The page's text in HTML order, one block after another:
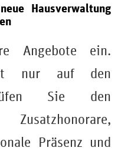
Hausverwaltung
Angebote ein.
nur auf den
Sie den
Zusatzhonorare,
Präsenz und